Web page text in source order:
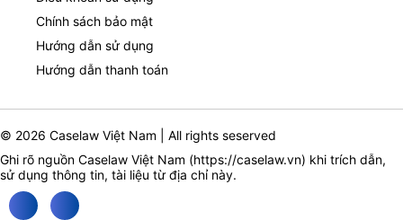
Chính sách bảo mật
Hướng dẫn sử dụng
Hướng dẫn thanh toán
© 2026 Caselaw Việt Nam | All rights seserved
Ghi rõ nguồn Caselaw Việt Nam (https://caselaw.vn) khi trích dẫn,
sử dụng thông tin, tài liệu từ địa chỉ này.